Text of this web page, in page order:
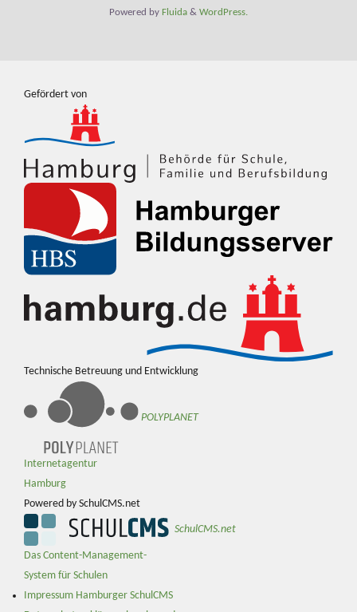
Powered by Fluida & WordPress.
Gefördert von
Technische Betreuung und Entwicklung
POLYPLANET
Internetagentur
Hamburg
Powered by SchulCMS.net
SchulCMS.net
Das Content-Management-
System für Schulen
Impressum Hamburger SchulCMS